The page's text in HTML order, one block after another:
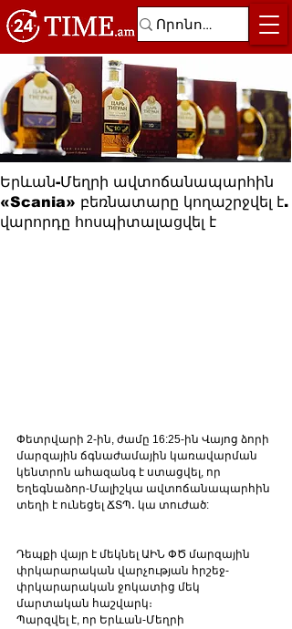
Երևան-Մեղրի ավտոճանապարհին
«Scania» բեռնատարը կողաշրջվել է.
վարորդը հոսպիտալացվել է
Փետրվարի 2-ին, ժամը 16:25-ին Վայոց ձորի
մարզային ճգնաժամային կառավարման
կենտրոն ահազանգ է ստացվել, որ
Եղեգնաձոր-Մալիշկա ավտոճանապարհին
տեղի է ունեցել ՃՏՊ․ կա տուժած:
Դեպքի վայր է մեկնել ԱԻՆ ՓԾ մարզային
փրկարարական վարչության հրշեջ-
փրկարարական ջոկատից մեկ
մարտական հաշվարկ։
Պարզվել է, որ Երևան-Մեղրի